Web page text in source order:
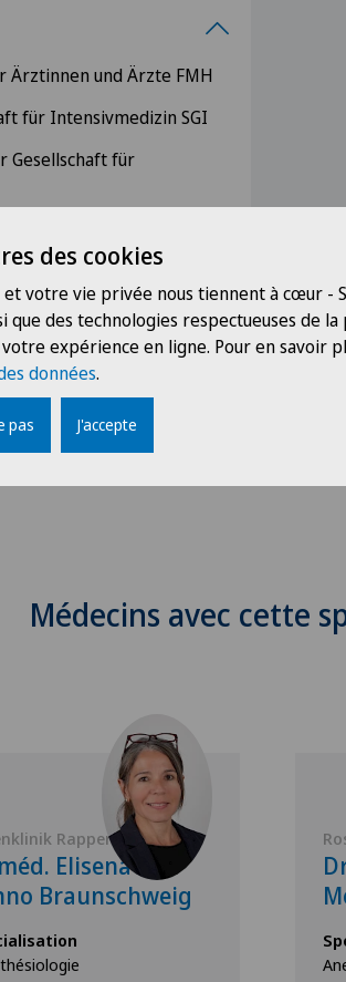
Ärztinnen und Ärzte FMH
für Intensivmedizin SGI
Gesellschaft für
für Anästhesie und
Zürich AGZ
ESA
Médecins avec cette
Rapperswil
Elisena De
Braunschweig
des cookies
votre vie privée nous tiennent à cœur -
que des technologies respectueuses de
expérience en ligne. Pour en savoir
données.
pas J'accepte